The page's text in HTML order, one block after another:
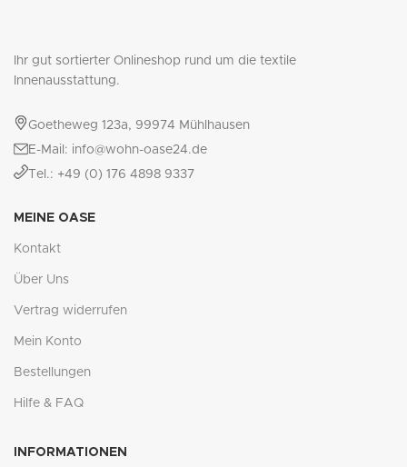
Ihr gut sortierter Onlineshop rund um die textile
Innenausstattung.
Goetheweg 123a, 99974 Mühlhausen
E-Mail: info@wohn-oase24.de
Tel.: +49 (0) 176 4898 9337
MEINE OASE
Kontakt
Über Uns
Vertrag widerrufen
Mein Konto
Bestellungen
Hilfe & FAQ
INFORMATIONEN